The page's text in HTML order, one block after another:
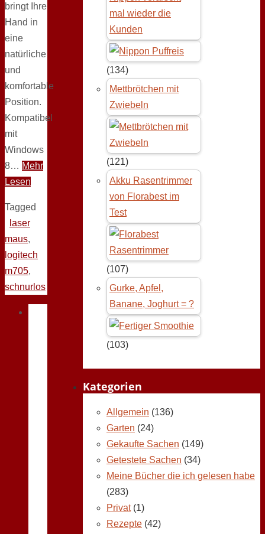
bringt Ihre
Hand in
eine
natürliche
und
komfortable
Position.
Kompatibel
mit
Windows
8… Mehr
Lesen
Tagged
laser
maus,
logitech
m705,
schnurlos
mal wieder die
Kunden
(134)
Mettbrötchen mit
Zwiebeln
(121)
Akku Rasentrimmer
von Florabest im
Test
(107)
Gurke, Apfel,
Banane, Joghurt = ?
(103)
Kategorien
Allgemein (136)
Garten (24)
Gekaufte Sachen (149)
Getestete Sachen (34)
Meine Bücher die ich gelesen habe
(283)
Privat(1)
Rezepte (42)